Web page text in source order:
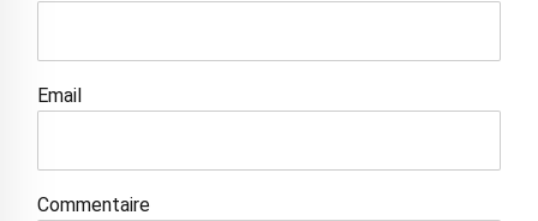
Email
Commentaire